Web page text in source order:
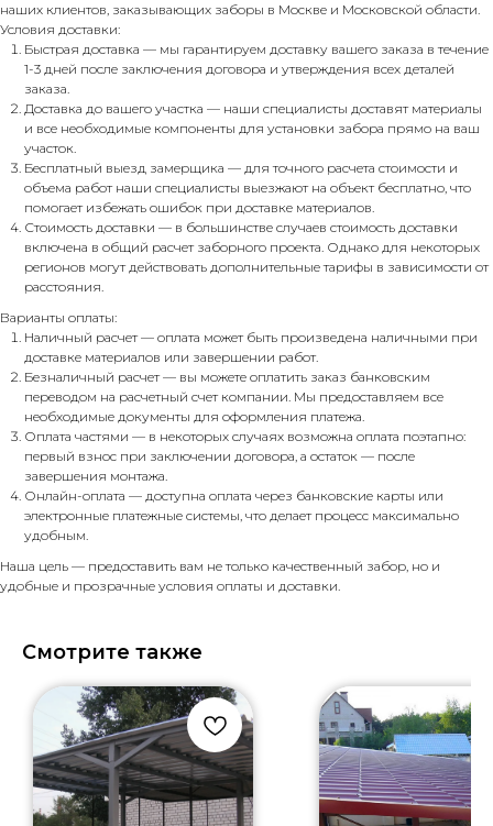
наших клиентов, заказывающих заборы в Москве и Московской области.
Условия доставки:
Быстрая доставка — мы гарантируем доставку вашего заказа в течение
1-3 дней после заключения договора и утверждения всех деталей
заказа.
Доставка до вашего участка — наши специалисты доставят материалы
и все необходимые компоненты для установки забора прямо на ваш
участок.
Бесплатный выезд замерщика — для точного расчета стоимости и
объема работ наши специалисты выезжают на объект бесплатно, что
помогает избежать ошибок при доставке материалов.
Стоимость доставки — в большинстве случаев стоимость доставки
включена в общий расчет заборного проекта. Однако для некоторых
регионов могут действовать дополнительные тарифы в зависимости от
расстояния.
Варианты оплаты:
Наличный расчет — оплата может быть произведена наличными при
доставке материалов или завершении работ.
Безналичный расчет — вы можете оплатить заказ банковским
переводом на расчетный счет компании. Мы предоставляем все
необходимые документы для оформления платежа.
Оплата частями — в некоторых случаях возможна оплата поэтапно:
первый взнос при заключении договора, а остаток — после
завершения монтажа.
Онлайн-оплата — доступна оплата через банковские карты или
электронные платежные системы, что делает процесс максимально
удобным.
Наша цель — предоставить вам не только качественный забор, но и
удобные и прозрачные условия оплаты и доставки.
Смотрите также